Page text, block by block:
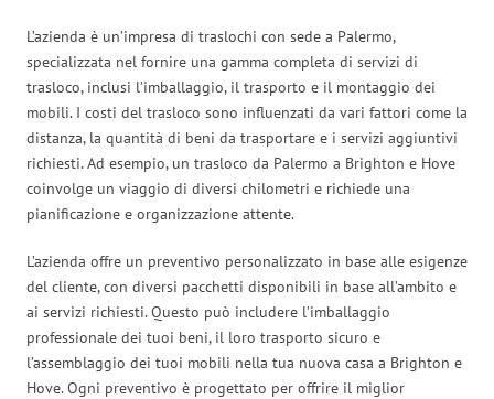
L’azienda è un’impresa di traslochi con sede a Palermo,
specializzata nel fornire una gamma completa di servizi di
trasloco, inclusi l’imballaggio, il trasporto e il montaggio dei
mobili. I costi del trasloco sono influenzati da vari fattori come la
distanza, la quantità di beni da trasportare e i servizi aggiuntivi
richiesti. Ad esempio, un trasloco da Palermo a Brighton e Hove
coinvolge un viaggio di diversi chilometri e richiede una
pianificazione e organizzazione attente.
L’azienda offre un preventivo personalizzato in base alle esigenze
del cliente, con diversi pacchetti disponibili in base all’ambito e
ai servizi richiesti. Questo può includere l’imballaggio
professionale dei tuoi beni, il loro trasporto sicuro e
l’assemblaggio dei tuoi mobili nella tua nuova casa a Brighton e
Hove. Ogni preventivo è progettato per offrire il miglior